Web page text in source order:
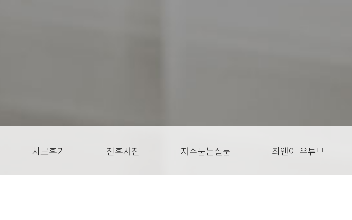
치료후기 전후사진 자주묻는질문 최앤이 유튜브